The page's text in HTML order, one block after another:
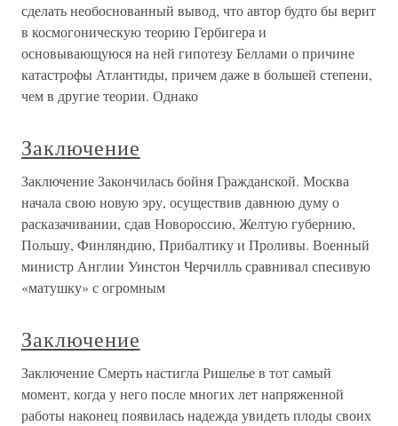
сделать необоснованный вывод, что автор будто бы верит
в космогоническую теорию Гербигера и
основывающуюся на ней гипотезу Беллами о причине
катастрофы Атлантиды, причем даже в большей степени,
чем в другие теории. Однако
Заключение
Заключение Закончилась бойня Гражданской. Москва
начала свою новую эру, осуществив давнюю думу о
расказачивании, сдав Новороссию, Желтую губернию,
Польшу, Финляндию, Прибалтику и Проливы. Военный
министр Англии Уинстон Черчилль сравнивал спесивую
«матушку» с огромным
Заключение
Заключение Смерть настигла Ришелье в тот самый
момент, когда у него после многих лет напряженной
работы наконец появилась надежда увидеть плоды своих